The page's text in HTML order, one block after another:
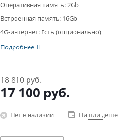
Оперативная память:2Gb
Встроенная память: 16Gb
4G-интернет: Есть (опционально)
Подробнее
18 810 руб.
17 100 руб.
Нет в наличии Нашли